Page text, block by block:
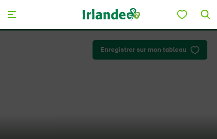
Enregistrer sur mon tableau